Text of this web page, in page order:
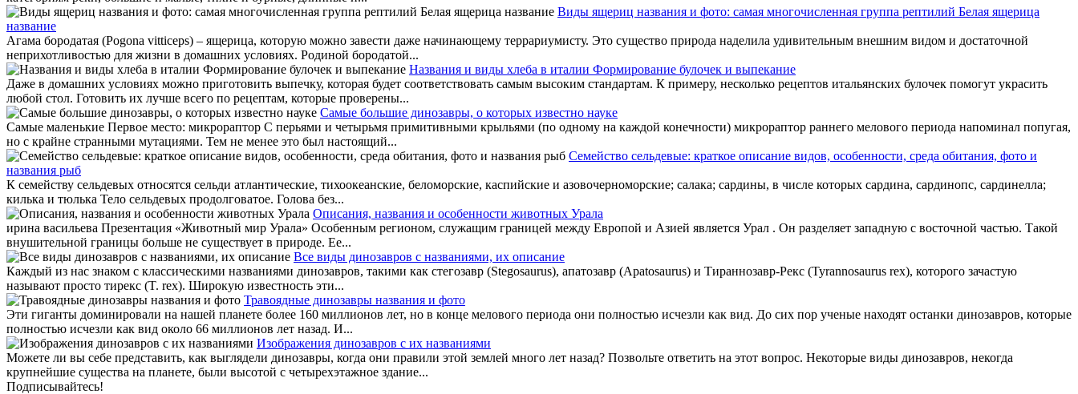
Виды ящериц названия и фото: самая многочисленная группа рептилий Белая ящерица
название
Агама бородатая (Pogona vitticeps) – ящерица, которую можно завести даже начинающему террариумисту. Это существо природа наделила удивительным внешним видом и достаточной
неприхотливостью для жизни в домашних условиях. Родиной бородатой...
Названия и виды хлеба в италии Формирование булочек и выпекание
Даже в домашних условиях можно приготовить выпечку, которая будет соответствовать самым высоким стандартам. К примеру, несколько рецептов итальянских булочек помогут украсить
любой стол. Готовить их лучше всего по рецептам, которые проверены...
Самые большие динозавры, о которых известно науке
Самые маленькие Первое место: микрораптор С перьями и четырьмя примитивными крыльями (по одному на каждой конечности) микрораптор раннего мелового периода напоминал попугая,
но с крайне странными мутациями. Тем не менее это был настоящий...
Семейство сельдевые: краткое описание видов, особенности, среда обитания, фото и
названия рыб
К семейству сельдевых относятся сельди атлантические, тихоокеанские, беломорские, каспийские и азовочерноморские; салака; сардины, в числе которых сардина, сардинопс, сардинелла;
килька и тюлька Тело сельдевых продолговатое. Голова без...
Описания, названия и особенности животных Урала
ирина васильева Презентация «Животный мир Урала» Особенным регионом, служащим границей между Европой и Азией является Урал . Он разделяет западную с восточной частью. Такой
внушительной границы больше не существует в природе. Ее...
Все виды динозавров с названиями, их описание
Каждый из нас знаком с классическими названиями динозавров, такими как стегозавр (Stegosaurus), апатозавр (Apatosaurus) и Тираннозавр-Рекс (Tyrannosaurus rex), которого зачастую
называют просто тирекс (T. rex). Широкую известность эти...
Травоядные динозавры названия и фото
Эти гиганты доминировали на нашей планете более 160 миллионов лет, но в конце мелового периода они полностью исчезли как вид. До сих пор ученые находят останки динозавров, которые
полностью исчезли как вид около 66 миллионов лет назад. И...
Изображения динозавров с их названиями
Можете ли вы себе представить, как выглядели динозавры, когда они правили этой землей много лет назад? Позвольте ответить на этот вопрос. Некоторые виды динозавров, некогда
крупнейшие существа на планете, были высотой с четырехэтажное здание...
Подписывайтесь!